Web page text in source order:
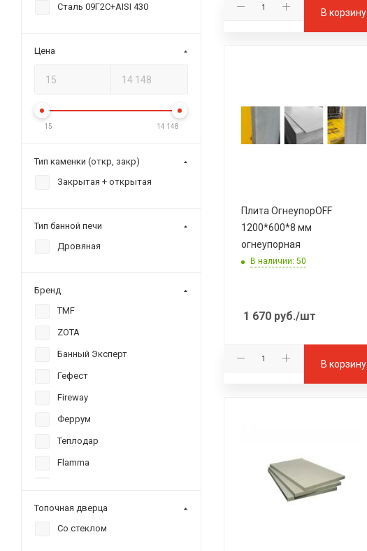
В корзину
Плита ОгнеупорOFF
1200*600*8 мм
огнеупорная
В наличии: 50
1 670 руб./шт
В корзину
Сталь 09Г2С+AISI 430
Цена
15 14 148
Тип каменки (откр, закр)
Закрытая + открытая
Тип банной печи
Дровяная
Бренд
TMF
ZOTA
Банный Эксперт
Гефест
Fireway
Феррум
Теплодар
Flamma
Сталь-Мастер
Топочная дверца
Со стеклом